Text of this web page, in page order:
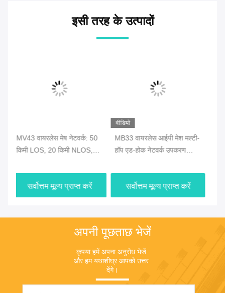
इसी तरह के उत्पादों
MB33 वायरलेस आईपी मेश मल्टी-
हॉप एड-होक नेटवर्क उपकरण
सर्वोत्तम मूल्य प्राप्त करें
वीडियो
MB33 10 किमी छिपा हुआ सुरक्षित
तंग बैकपैक COFDM डिजिटल
बैटरी के साथ
सर्वोत्तम मूल्य प्राप्त करें
अपनी पूछताछ भेजें
कृपया हमें अपना अनुरोध भेजें
और हम यथाशीघ्र आपको उत्तर
देंगे।